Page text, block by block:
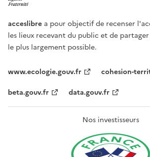
acceslibre a pour objectif de recenser
les lieux recevant du public et de
le plus largement possible.
www.ecologie.gouv.fr
cohesion-
beta.gouv.fr
data.gouv.fr
Nos investisseurs